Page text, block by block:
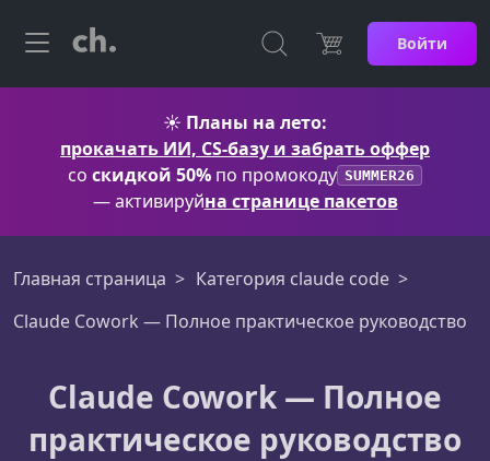
Войти
☀️ Планы на лето:
прокачать ИИ, CS-базу и забрать оффер
со скидкой 50% по промокоду SUMMER26
— активируйна странице пакетов
Главная страница
Категория claude code
Claude Cowork — Полное практическое руководство
Claude Cowork — Полное
практическое руководство